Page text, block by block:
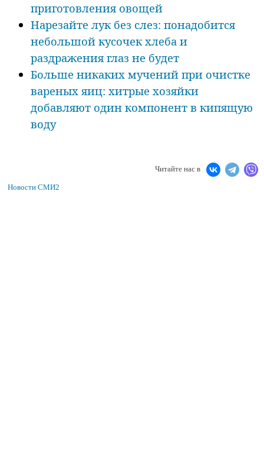
приготовления овощей
Нарезайте лук без слез: понадобится
небольшой кусочек хлеба и
раздражения глаз не будет
Больше никаких мучений при очистке
вареных яиц: хитрые хозяйки
добавляют один компонент в кипящую
воду
Читайте нас в
Новости СМИ2